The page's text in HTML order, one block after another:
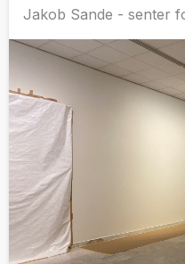
Jakob Sande - senter